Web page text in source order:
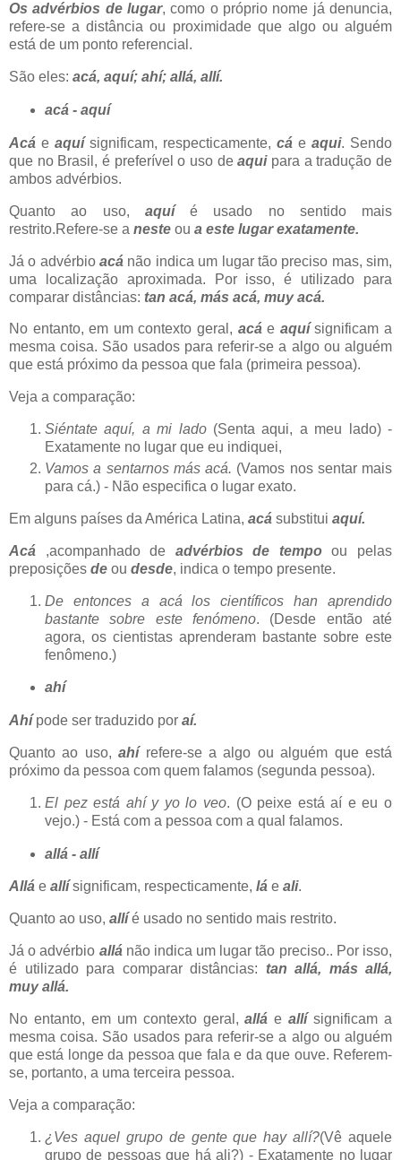
Os advérbios de lugar, como o próprio nome já denuncia,
refere-se a distância ou proximidade que algo ou alguém
está de um ponto referencial.
São eles: acá, aquí; ahí; allá, allí.
acá - aquí
Acá e aquísignificam, respecticamente, cá e aqui. Sendo
que no Brasil, é preferível o uso deaqui para a tradução de
ambos advérbios.
Quanto ao uso, aquíé usado no sentido mais
restrito.Refere-se a neste ou a este lugar exatamente.
Já o advérbioacá não indica um lugar tão preciso mas, sim,
uma localização aproximada. Por isso, é utilizado para
comparar distâncias: tan acá, más acá, muy acá.
No entanto, em um contexto geral, acáe aquísignificam a
mesma coisa. São usados para referir-se a algo ou alguém
que está próximo da pessoa que fala (primeira pessoa).
Veja a comparação:
Siéntate aquí, a mi lado(Senta aqui, a meu lado) -
Exatamente no lugar que eu indiquei,
Vamos a sentarnos más acá. (Vamos nos sentar mais
para cá.) - Não especifica o lugar exato.
Em alguns países da América Latina, acá substitui aquí.
Acá ,acompanhado de advérbios de tempoou pelas
preposições de ou desde, indica o tempo presente.
De entonces a acá los científicos han aprendido
bastante sobre este fenómeno. (Desde então até
agora, os cientistas aprenderam bastante sobre este
fenômeno.)
ahí
Ahípode ser traduzido por aí.
Quanto ao uso,ahírefere-se a algo ou alguém que está
próximo da pessoa com quem falamos (segunda pessoa).
El pez está ahí y yo lo veo. (O peixe está aí e eu o
vejo.) - Está com a pessoa com a qual falamos.
allá - allí
Allá e allí significam, respecticamente, lá e ali.
Quanto ao uso, allíé usado no sentido mais restrito.
Já o advérbio allá não indica um lugar tão preciso.. Por isso,
é utilizado para comparar distâncias: tan allá, más allá,
muy allá.
No entanto, em um contexto geral,alláe allísignificam a
mesma coisa. São usados para referir-se a algo ou alguém
que está longe da pessoa que fala e da que ouve. Referem-
se, portanto, a uma terceira pessoa.
Veja a comparação:
¿Ves aquel grupo de gente que hay allí?(Vê aquele
grupo de pessoas que há ali?) - Exatamente no lugar